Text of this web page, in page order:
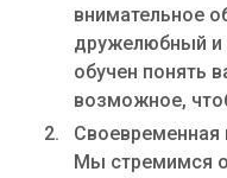
внимательное
дружелюбный и
обучен понять
возможное,
Своевременная
Мы стремимся